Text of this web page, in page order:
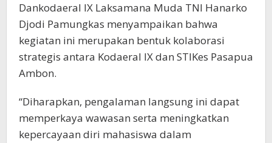
Dankodaeral IX Laksamana Muda TNI Hanarko
Djodi Pamungkas menyampaikan bahwa
kegiatan ini merupakan bentuk kolaborasi
strategis antara Kodaeral IX dan STIKes Pasapua
Ambon.
“Diharapkan, pengalaman langsung ini dapat
memperkaya wawasan serta meningkatkan
kepercayaan diri mahasiswa dalam